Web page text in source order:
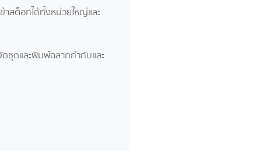
สต็อกได้ทั้งหน่วยใหญ่และ
ชุดและพิมพ์ฉลากกำกับและ